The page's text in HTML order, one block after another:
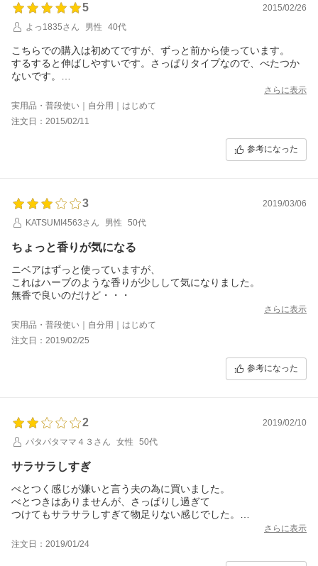
5
2015/02/26
よっ1835さん
男性 40代
こちらでの購入は初めてですが、ずっと前から使っています。
するすると伸ばしやすいです。さっぱりタイプなので、べたつか
ないです。
かゆくなったり、赤くなったりのトラブルもありません。
においのきつくないので毎日使っています。
さらに表示
実用品・普段使い｜自分用｜はじめて
注文日：2015/02/11
参考になった
3
2019/03/06
KATSUMI4563さん
男性 50代
ちょっと香りが気になる
ニベアはずっと使っていますが、
これはハーブのような香りが少しして気になりました。
無香で良いのだけど・・・
さらに表示
実用品・普段使い｜自分用｜はじめて
注文日：2019/02/25
参考になった
2
2019/02/10
パタパタママ４３さん
女性 50代
サラサラしすぎ
べとつく感じが嫌いと言う夫の為に買いました。
べとつきはありませんが、さっぱりし過ぎて
つけてもサラサラしすぎて物足りない感じでした。
一旦お休み。
さらに表示
注文日：2019/01/24